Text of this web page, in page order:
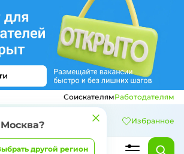
Москва?
другой регион
СоискателямРаботодателям
Избранное